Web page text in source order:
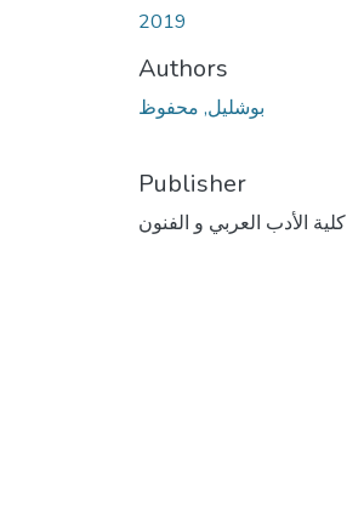
2019
Authors
بوشليل, محفوظ
Publisher
كلية الأدب العربي و الفنون